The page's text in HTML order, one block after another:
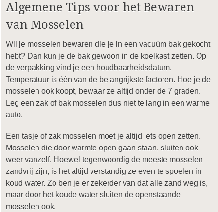
Algemene Tips voor het Bewaren
van Mosselen
Wil je mosselen bewaren die je in een vacuüm bak gekocht
hebt? Dan kun je de bak gewoon in de koelkast zetten. Op
de verpakking vind je een houdbaarheidsdatum.
Temperatuur is één van de belangrijkste factoren. Hoe je de
mosselen ook koopt, bewaar ze altijd onder de 7 graden.
Leg een zak of bak mosselen dus niet te lang in een warme
auto.
Een tasje of zak mosselen moet je altijd iets open zetten.
Mosselen die door warmte open gaan staan, sluiten ook
weer vanzelf. Hoewel tegenwoordig de meeste mosselen
zandvrij zijn, is het altijd verstandig ze even te spoelen in
koud water. Zo ben je er zekerder van dat alle zand weg is,
maar door het koude water sluiten de openstaande
mosselen ook.